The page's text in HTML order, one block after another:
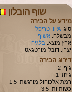
שוף הובלון
מידע על הבירה
סוג: IPA טריפל
מבשלה: אשוף
ארץ מוצא: בלגיה
יצרן: דובל-מורטגאט
דירוג הבירה
גוף: 2
גיזוז: 1
רמת אלכוהול מורגשת: 1.5
כשותיות: 3.5